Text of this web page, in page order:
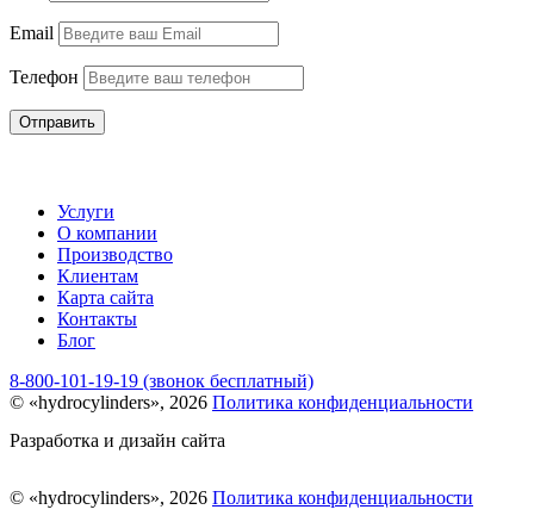
Email
Телефон
Отправить
Услуги
О компании
Производство
Клиентам
Карта сайта
Контакты
Блог
8-800-101-19-19 (звонок бесплатный)
© «hydrocylinders», 2026 Политика конфиденциальности
Разработка и дизайн сайта
© «hydrocylinders», 2026 Политика конфиденциальности